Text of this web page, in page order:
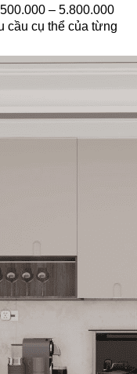
– 5.800.000
cầu cụ thể của từng